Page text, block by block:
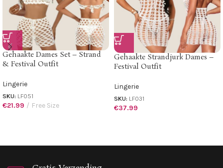
Gehaakte Dames Set – Strand
& Festival Outfit
Lingerie
SKU: LF051
€21.99 Free Size
Gehaakte Strandjurk Dames –
Festival Outfit
Lingerie
SKU: LF031
€37.99